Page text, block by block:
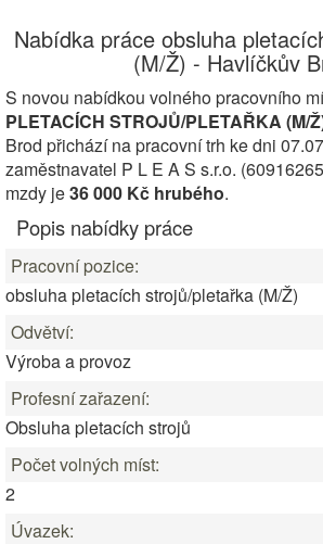
Nabídka práce obsluha
(M/Ž) - Havlíčkův
S novou nabídkou volného pracovního
PLETACÍCH STROJŮ/PLETAŘKA (M/
Brod přichází na pracovní trh ke dni
zaměstnavatel P L E A S s.r.o.
mzdy je36 000 Kč hrubého.
Popis nabídky práce
Pracovní pozice:
obsluha pletacích strojů/pletařka (M/Ž)
Odvětví:
Výroba a provoz
Profesní zařazení:
Obsluha pletacích strojů
Počet volných míst:
2
Úvazek: